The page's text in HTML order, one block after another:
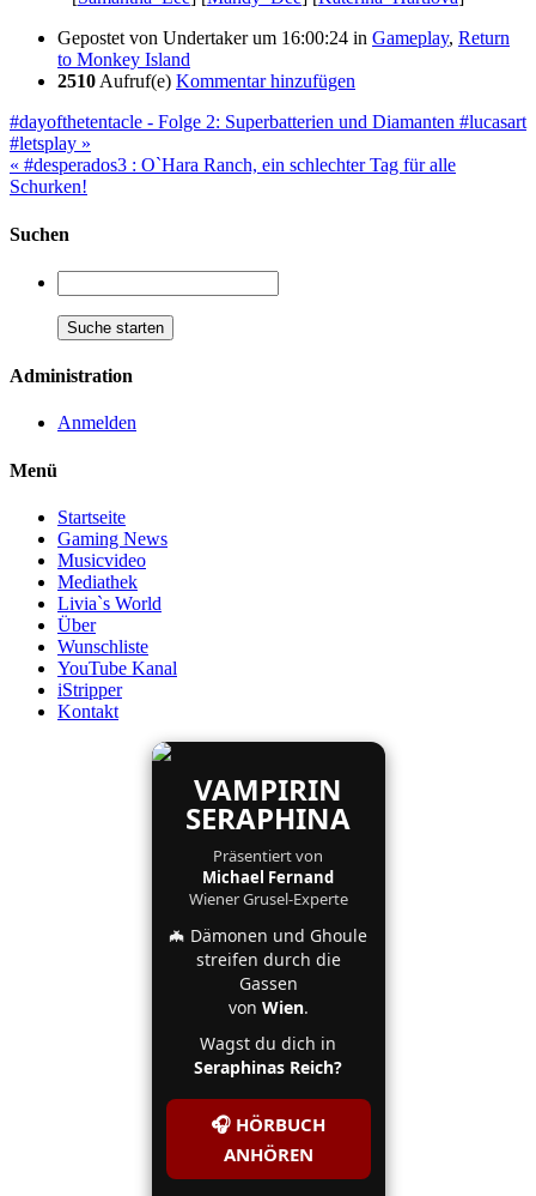
Gepostet von Undertakerum 16:00:24 in Gameplay, Return
to Monkey Island
2510 Aufruf(e) Kommentar hinzufügen
#dayofthetentacle - Folge 2: Superbatterien und Diamanten #lucasart
#letsplay »
« #desperados3 : O`Hara Ranch, ein schlechter Tag für alle
Schurken!
Suchen
Administration
Anmelden
Menü
Startseite
Gaming News
Musicvideo
Mediathek
Livia`s World
Über
Wunschliste
YouTube Kanal
iStripper
Kontakt
VAMPIRIN
SERAPHINA
Präsentiert von
Michael Fernand
Wiener Grusel-Experte
🦇 Dämonen und Ghoule
streifen durch die
Gassen
von Wien.
Wagst du dich in
Seraphinas Reich?
🎧 HÖRBUCH
ANHÖREN